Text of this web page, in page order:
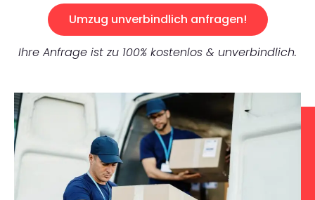
Umzug unverbindlich anfragen!
Ihre Anfrage ist zu 100% kostenlos & unverbindlich.